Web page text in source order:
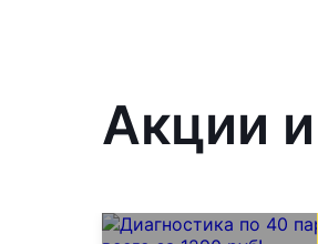
Акции